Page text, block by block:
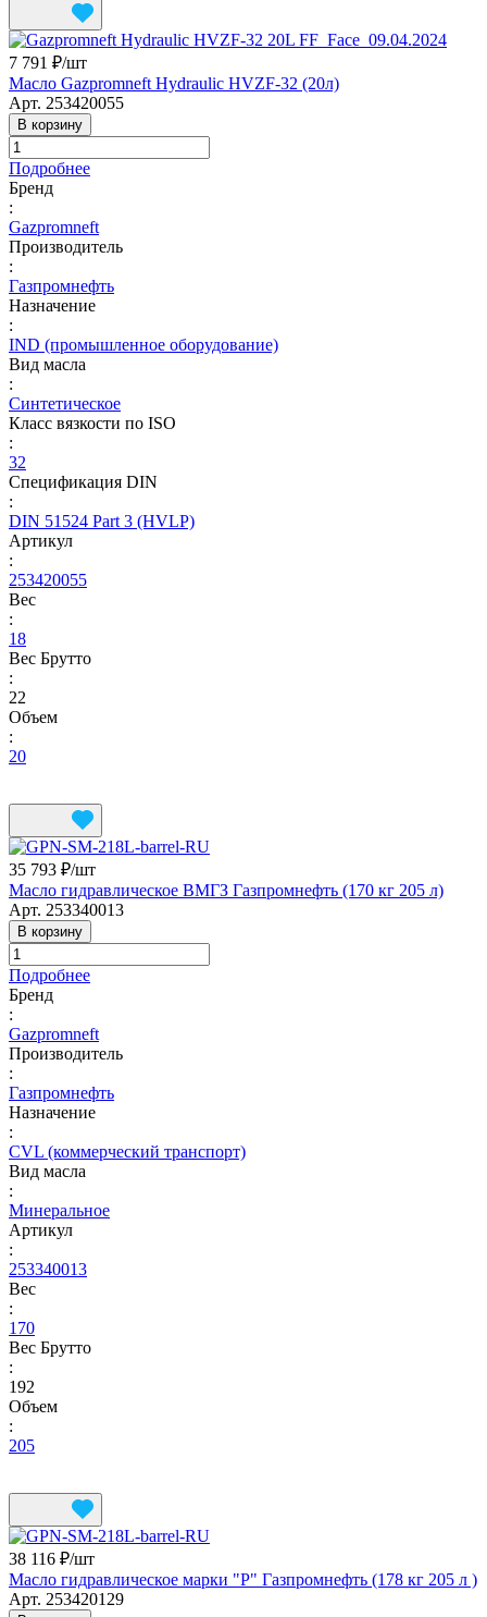
7 791 ₽/шт
Масло Gazpromneft Hydraulic HVZF-32 (20л)
Арт. 253420055
В корзину
Подробнее
Бренд
:
Gazpromneft
Производитель
:
Газпромнефть
Назначение
:
IND (промышленное оборудование)
Вид масла
:
Синтетическое
Класс вязкости по ISO
:
32
Спецификация DIN
:
DIN 51524 Part 3 (HVLP)
Артикул
:
253420055
Вес
:
18
Вес Брутто
:
22
Объем
:
20
35 793 ₽/шт
Масло гидравлическое ВМГЗ Газпромнефть (170 кг 205 л)
Арт. 253340013
В корзину
Подробнее
Бренд
:
Gazpromneft
Производитель
:
Газпромнефть
Назначение
:
CVL (коммерческий транспорт)
Вид масла
:
Минеральное
Артикул
:
253340013
Вес
:
170
Вес Брутто
:
192
Объем
:
205
38 116 ₽/шт
Масло гидравлическое марки "Р" Газпромнефть (178 кг 205 л )
Арт. 253420129